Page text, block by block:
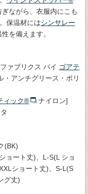
ながら、衣服内にこも
保温材にはシンサレー
を備えます。
ファブリクス バイ ゴアテ
・アンチグリース・ポリ
ィック®
ナイロン]
(BK)
ョート丈)、L-S(L ショ
ショート丈)、S-L(S
グ丈)